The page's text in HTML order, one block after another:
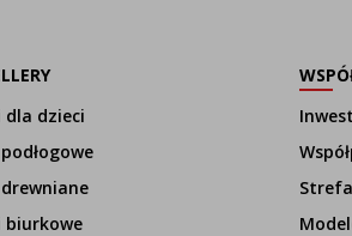
dla dzieci
biurkowe